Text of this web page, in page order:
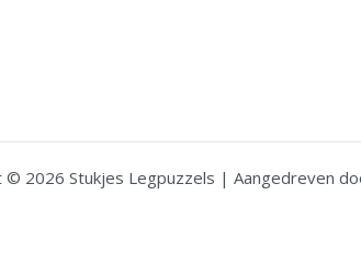
© 2026 Stukjes Legpuzzels | Aangedreven